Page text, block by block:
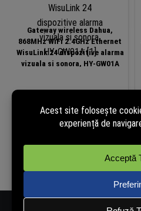
Gateway wireless Dahua,
868MHz WiFi 2.4GHz Ethernet
WisuLink 24 dispozitive alarma
vizuala si sonora, HY-GW01A
comandă